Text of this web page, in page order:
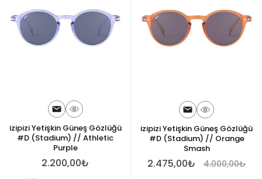
izipizi Yetişkin Güneş Gözlüğü
#D (Stadium) // Athletic
Purple
2.200,00₺
izipizi Yetişkin Güneş Gözlüğü
#D (Stadium) // Orange
Smash
2.475,00₺ 4.000,00₺